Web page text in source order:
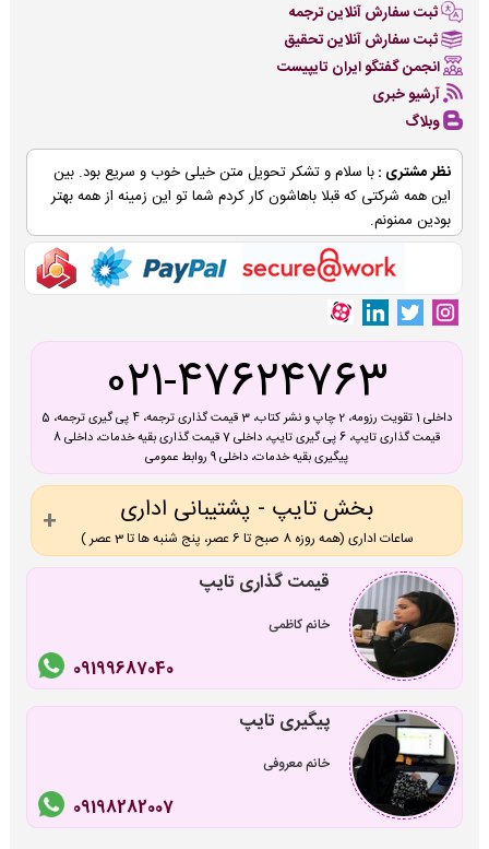
ثبت سفارش آنلاین ترجمه
ثبت سفارش آنلاین تحقیق
انجمن گفتگو ایران تایپیست
آرشیو خبری
وبلاگ
نظر مشتری :با سلام و تشکر تحویل متن خیلی خوب و سریع بود. بین
این همه شرکتی که قبلا باهاشون کار کردم شما تو این زمینه از همه بهتر
بودین ممنونم.
021-47624763
داخلی 1 تقویت رزومه، 2 چاپ و نشر کتاب، 3 قیمت گذاری ترجمه، 4 پی گیری ترجمه، 5
قیمت گذاری تایپ، 6 پی گیری تایپ، داخلی 7 قیمت گذاری بقیه خدمات، داخلی 8
پیگیری بقیه خدمات، داخلی 9 روابط عمومی
بخش تایپ - پشتیبانی اداری
ساعات اداری (همه روزه 8 صبح تا 6 عصر، پنج شنبه ها تا 3 عصر )
قیمت گذاری تایپ
خانم کاظمی
09199687040
پیگیری تایپ
خانم معروفی
09198282007